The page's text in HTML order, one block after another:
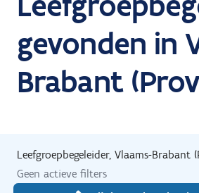
gevonden in
Brabant
Leefgroepbegeleider, Vlaams-Brabant
Geen actieve filters